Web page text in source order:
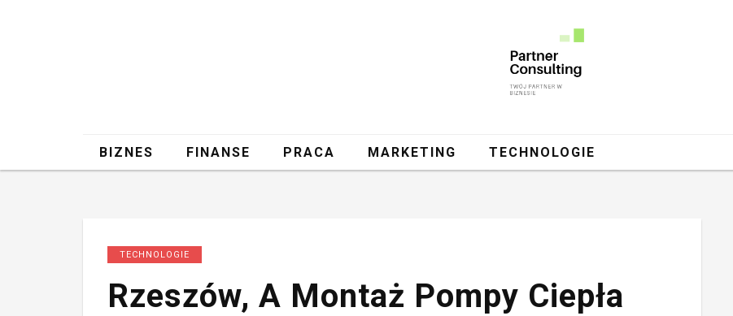
BIZNES FINANSE PRACA MARKETING TECHNOLOGIE
TECHNOLOGIE
Rzeszów, A Montaż Pompy Ciepła